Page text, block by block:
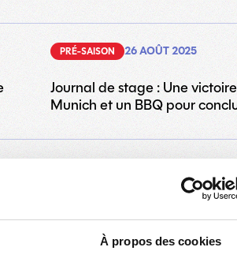
À propos des cookies
PRÉ-SAISON 26 AOÛT 2025
Journal de stage : Une
Munich et un BBQ pour
Journal de stage : Une
Herzo